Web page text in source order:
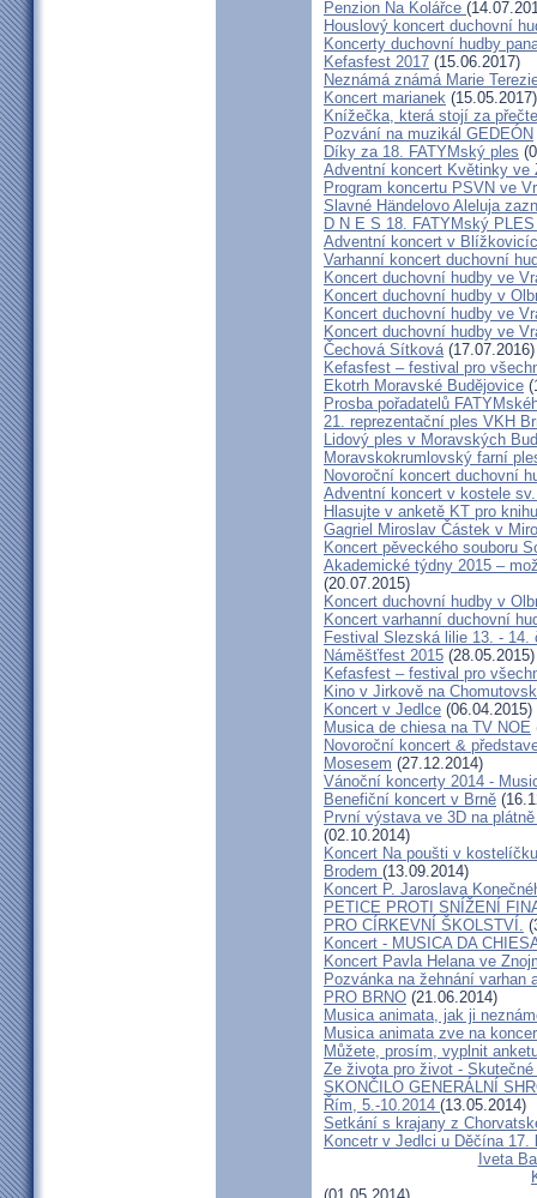
Penzion Na Kolářce
Houslový koncert duchovní
Koncerty duchovní hudby
Kefasfest 2017 (15.06.2017)
Neznámá známá Marie
Koncert marianek (15.05.2017)
Knížečka, která stojí za
Pozvání na muzikál GEDEÓN
Díky za 18. FATYMský ples
Adventní koncert Květinky ve
Program koncertu PSVN ve
Slavné Händelovo Aleluja
D N E S 18. FATYMský
Adventní koncert v
Varhanní koncert duchovní
Koncert duchovní hudby ve
Koncert duchovní hudby v
Koncert duchovní hudby ve
Koncert duchovní hudby ve
Čechová Sítková(17.07.2016)
Kefasfest – festival pro
Ekotrh Moravské Budějovice
Prosba pořadatelů
21. reprezentační ples VKH
Lidový ples v Moravských
Moravskokrumlovský farní
Novoroční koncert duchovní
Adventní koncert v kostele
Hlasujte v anketě KT pro
Gagriel Miroslav Částek v
Koncert pěveckého souboru
Akademické týdny 2015 –
(20.07.2015)
Koncert duchovní hudby v
Koncert varhanní duchovní
Festival Slezská lilie 13. - 14.
Náměšťfest 2015 (28.05.2015)
Kefasfest – festival pro
Kino v Jirkově na
Koncert v Jedlce (06.04.2015)
Musica de chiesa na TV NOE
Novoroční koncert &
Mosesem (27.12.2014)
Vánoční koncerty 2014 -
Benefiční koncert v Brně
První výstava ve 3D na
(02.10.2014)
Koncert Na poušti v
Brodem (13.09.2014)
Koncert P. Jaroslava
PETICE PROTI SNÍŽENÍ
PRO CÍRKEVNÍ ŠKOLSTVÍ.
Koncert - MUSICA DA
Koncert Pavla Helana ve
Pozvánka na žehnání varhan
PRO BRNO (21.06.2014)
Musica animata, jak ji
Musica animata zve na
Můžete, prosím, vyplnit
Ze života pro život -
SKONČILO GENERÁLNÍ
Řím, 5.-10.2014 (13.05.2014)
Setkání s krajany z
Koncetr v Jedlci u Děčína 17.
Iveta